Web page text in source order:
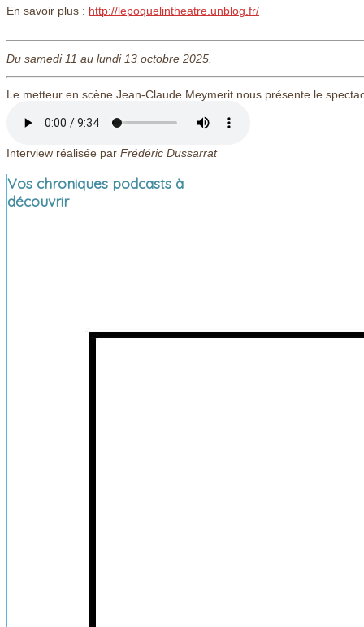
En savoir plus : http://lepoquelintheatre.unblog.fr/
Du samedi 11 au lundi 13 octobre 2025.
Le metteur en scène Jean-Claude Meymerit nous présente le
Interview réalisée par Frédéric Dussarrat
Vos chroniques podcasts à
découvrir